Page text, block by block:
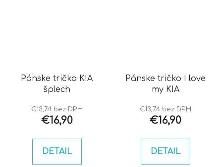
Pánske tričko KIA
šplech
€13,74 bez DPH
€16,90
DETAIL
Pánske tričko I love
my KIA
€13,74 bez DPH
€16,90
DETAIL